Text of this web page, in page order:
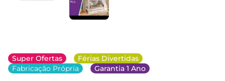
Super Ofertas
Férias Divertidas
Fabricação Própria
Garantia 1 Ano